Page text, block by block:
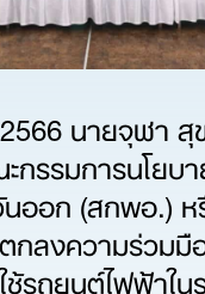
นายจุฬา
กรรมการนโย
ออก (สกพอ.)
กลงความร่วมมื
รถยนต์ไฟฟ้าใน